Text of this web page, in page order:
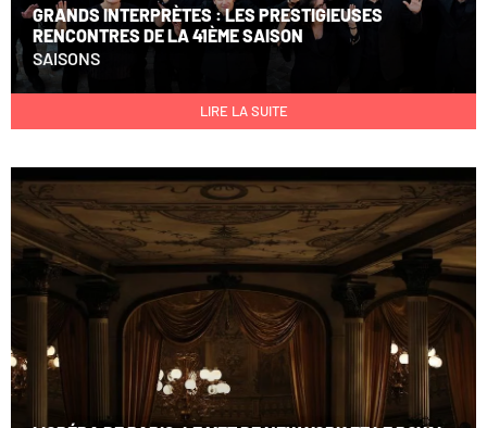
GRANDS INTERPRÈTES : LES PRESTIGIEUSES
RENCONTRES DE LA 41ÈME SAISON
SAISONS
LIRE LA SUITE